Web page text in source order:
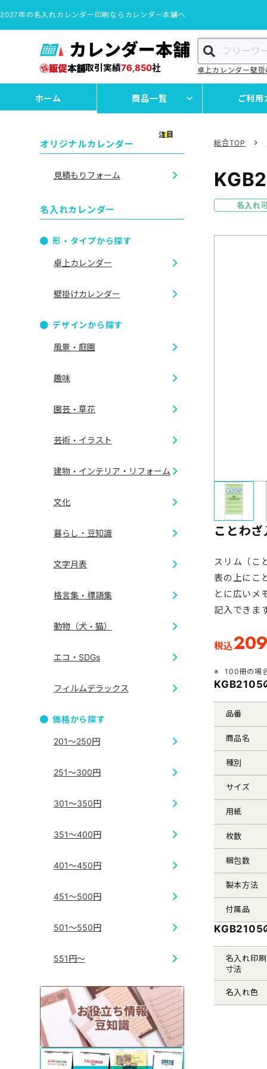
2027年の名入れカレンダー印刷ならカレンダー本舗へ
カレンダー本舗
取引実績76,850社 卓上カレンダー壁
ホーム 商品一覧 ご利用
総合TOP
名入れ
ことわ
スリム（こ
表の上にこ
とに広いメ
記入できま
税込
100冊の場
KGB2105
品番
商品名
種別
サイズ
用紙
枚数
梱包数
製本方法
付属品
KGB2105
名入れ印刷
寸法
名入れ色
オリジナルカレンダー
注目
見積もりフォーム
名入れカレンダー
形・タイプから探す
卓上カレンダー
壁掛けカレンダー
デザインから探す
風景・庭園
趣味
乗り物
園芸・草花
フラワー
芸術・イラスト
イラスト
花鳥画
七福神
建物・インテリア・リフォーム
外観
文化
暮らし・豆知識
開運
地図
文字月表
4ヶ月・3
ジャンボ
格言集・標語集
短冊
格言集
動物（犬・猫）
犬
エコ・SDGs
フィルムデラックス
価格から探す
201～250円
251～300円
301～350円
351～400円
401～450円
451～500円
501～550円
551円～